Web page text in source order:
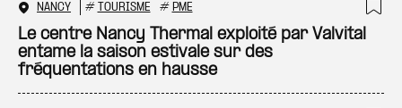
NANCY # TOURISME # PME
Le centre Nancy Thermal exploité par Valvital
entame la saison estivale sur des
fréquentations en hausse